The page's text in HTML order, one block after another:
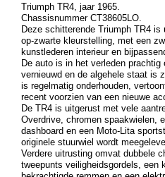
Triumph TR4, jaar 1965.
Chassisnummer CT38605LO.
Deze schitterende Triumph TR4
op-zwarte kleurstelling, met een
kunstlederen interieur en
De auto is in het verleden
vernieuwd en de algehele staat is
is regelmatig onderhouden,
recent voorzien van een nieuwe
De TR4 is uitgerust met vele
Overdrive, chromen spaakwielen,
dashboard en een Moto-Lita
originele stuurwiel wordt
Verdere uitrusting omvat dubbele
tweepunts veiligheidsgordels, een